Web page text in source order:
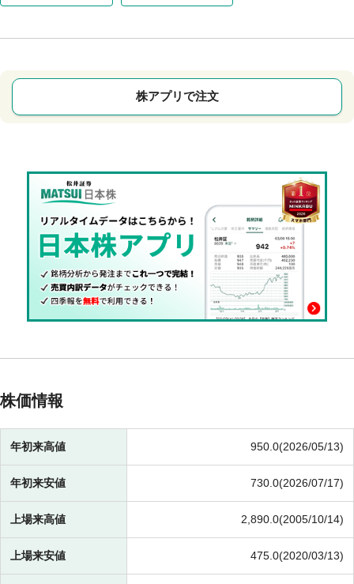
株アプリで注文
株価情報
年初来高値 950.0(2026/05/13)
年初来安値 730.0(2026/07/17)
上場来高値 2,890.0(2005/10/14)
上場来安値 475.0(2020/03/13)